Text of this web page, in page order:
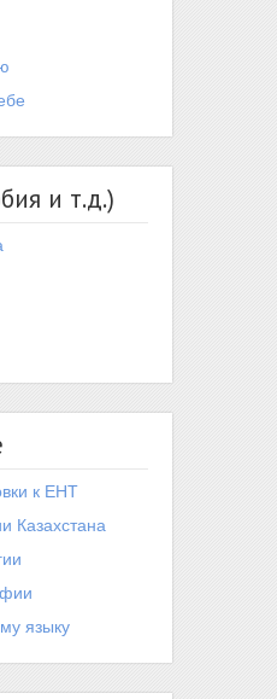
и т.д.)
к ЕНТ
Казахстана
языку